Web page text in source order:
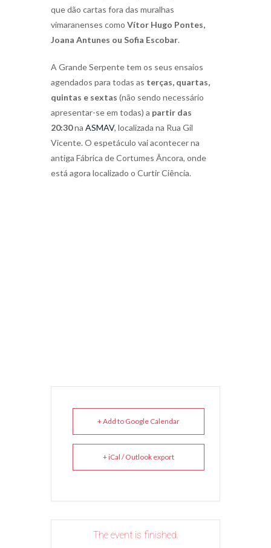
que dão cartas fora das muralhas
vimaranenses como Vítor Hugo Pontes,
Joana Antunes ou Sofia Escobar.
A Grande Serpente tem os seus ensaios
agendados para todas as terças, quartas,
quintas e sextas (não sendo necessário
apresentar-se em todas) a partir das
20:30na ASMAV, localizada na Rua Gil
Vicente. O espetáculo vai acontecer na
antiga Fábrica de Cortumes Âncora, onde
está agora localizado o Curtir Ciência.
+ Add to Google Calendar
+ iCal / Outlook export
The event is finished.